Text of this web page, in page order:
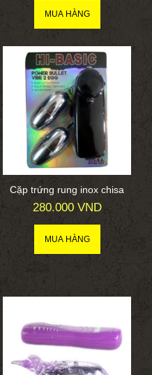
Cặp trứng rung inox chisa
280.000 VND